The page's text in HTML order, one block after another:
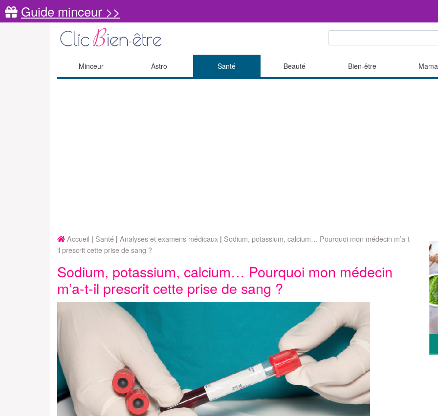
Guide minceur >>
Minceur Astro Santé Beauté Bien-être
Accueil Santé Analyses et examens médicaux
Sodium, potassium, calcium… Pourquoi mon médecin m’a-t-
il prescrit cette prise de sang ?
Sodium, potassium, calcium… Pourquoi mon médecin
m’a-t-il prescrit cette prise de sang ?